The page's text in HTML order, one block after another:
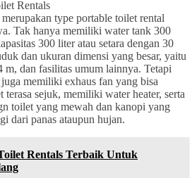
type portable toilet rental
Tak hanya memiliki water tank 300
300 liter atau setara dengan 30
dan ukuran dimensi yang besar, yaitu
m, dan fasilitas umum lainnya. Tetapi
memiliki exhaus fan yang bisa
terasa sejuk, memiliki water heater, serta
toilet yang mewah dan kanopi yang
dari panas ataupun hujan.
Rentals Terbaik Untuk